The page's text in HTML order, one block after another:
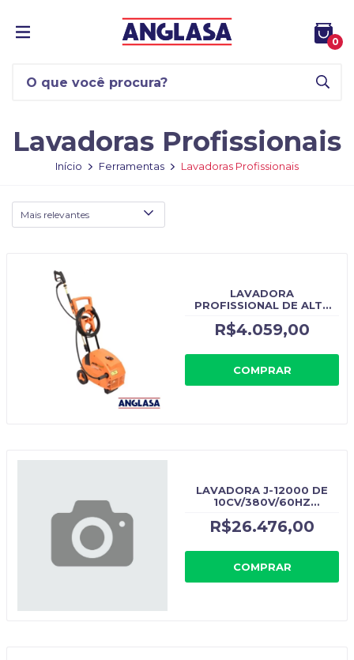
0
Lavadoras Profissionais
Início Ferramentas Lavadoras Profissionais
LAVADORA
PROFISSIONAL DE ALTA
JACTO CLEAN - CÓDIGO
ORIGINAL: J7000PLUS
R$4.059,00
COMPRAR
LAVADORA J-12000 DE
10CV/380V/60HZ
CÓDIGO ORIGINAL:
J12000/10CV
R$26.476,00
COMPRAR